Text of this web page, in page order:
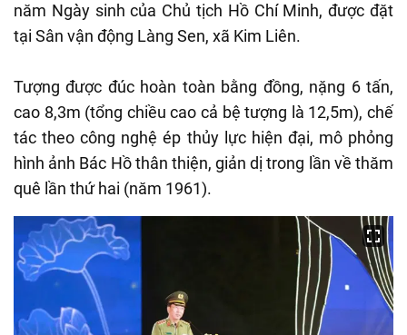
năm Ngày sinh của Chủ tịch Hồ Chí Minh, được đặt
tại Sân vận động Làng Sen, xã Kim Liên.
Tượng được đúc hoàn toàn bằng đồng, nặng 6 tấn,
cao 8,3m (tổng chiều cao cả bệ tượng là 12,5m), chế
tác theo công nghệ ép thủy lực hiện đại, mô phỏng
hình ảnh Bác Hồ thân thiện, giản dị trong lần về thăm
quê lần thứ hai (năm 1961).